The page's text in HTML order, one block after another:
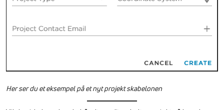
Her ser du et eksempel på et nyt projekt skabelonen